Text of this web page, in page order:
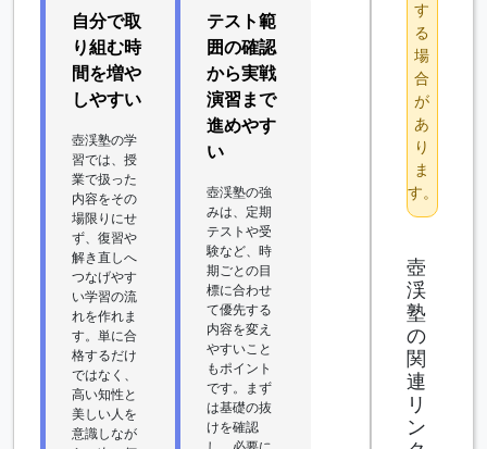
自分で取
り組む時
間を増や
しやすい
壺渓塾の学
習では、授
業で扱った
内容をその
場限りにせ
ず、復習や
解き直しへ
つなげやす
い学習の流
れを作れま
す。単に合
格するだけ
ではなく、
高い知性と
美しい人を
意識しなが
テスト範
囲の確認
から実戦
演習まで
進めやす
い
壺渓塾の強
みは、定期
テストや受
験など、時
期ごとの目
標に合わせ
て優先する
内容を変え
やすいこと
もポイント
です。まず
は基礎の抜
けを確認
す
る
場
合
が
あ
り
ま
す。
壺
渓
塾
の
関
連
リ
ン